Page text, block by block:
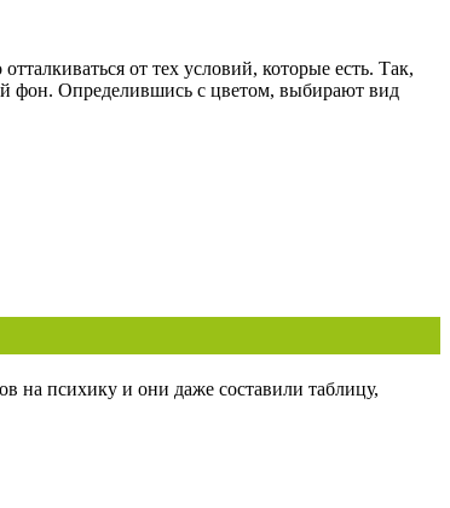
от тех условий, которые есть. Так,
фон. Определившись с цветом, выбирают вид
на психику и они даже составили таблицу,